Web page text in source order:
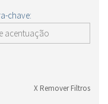
chave:
X Remover Filtros